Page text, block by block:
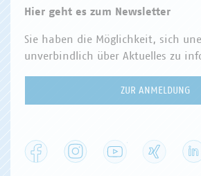
Hier geht es zum Newsletter
Sie haben die Möglichkeit, sich
unverbindlich über Aktuelles zu
ZUR ANMELDUNG
Facebook Instagram YouTube